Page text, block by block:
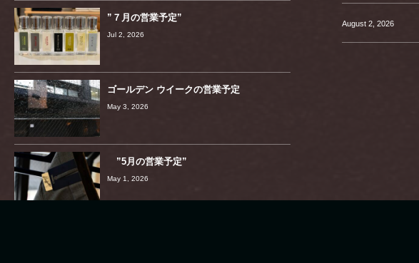
”７月の営業予定”
Jul 2, 2026
ゴールデン ウイークの営業予定
May 3, 2026
”5月の営業予定”
May 1, 2026
August 2, 2026